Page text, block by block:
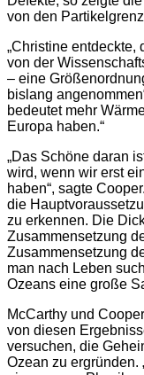
von den
„Christine entdeckte,
von der
– eine
bislang
bedeutet mehr
Europa haben.“
„Das Schöne daran
wird, wenn wir erst
haben“, sagte
die
zu erkennen. Die
Zusammensetzung
Zusammensetzung
man nach Leben
Ozeans eine große
McCarthy und
von diesen
versuchen, die
Ozean zu ergründen.